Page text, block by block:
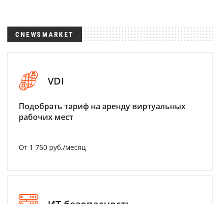
CNEWSMARKET
VDI
Подобрать тариф на аренду виртуальных
рабочих мест
От 1 750 руб./месяц